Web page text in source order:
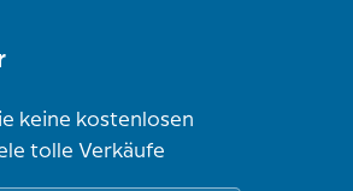
keine kostenlosen
tolle Verkäufe